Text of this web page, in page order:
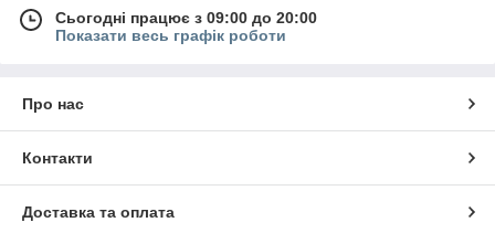
Сьогодні працює з 09:00 до 20:00
Показати весь графік роботи
Про нас
Контакти
Доставка та оплата